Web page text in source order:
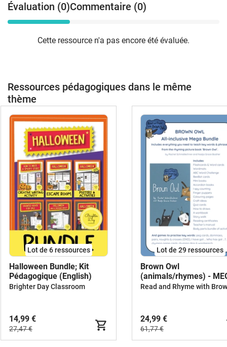
Évaluation (0)Commentaire (0)
Cette ressource n'a pas encore été évaluée.
Ressources pédagogiques dans le même
thème
Lot de 6 ressources
Halloween Bundle; Kit
Pédagogique (English)
Brighter Day Classroom
14,99 €
27,47 €
Lot de 29 ressources
Brown Owl
(animals/rhymes) -
BUNDLE
24,99 €
61,77 €